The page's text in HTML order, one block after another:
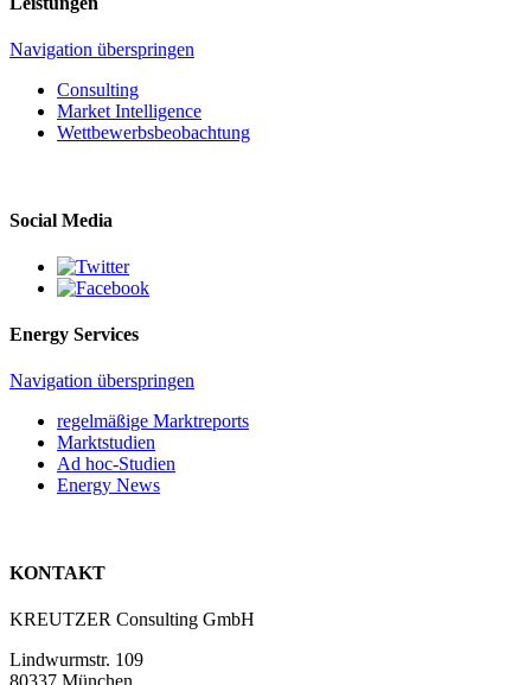
Navigation überspringen
Consulting
Market Intelligence
Wettbewerbs­beobachtung
Social Media
Energy Services
Navigation überspringen
regelmäßige Marktreports
Marktstudien
Ad hoc-Studien
Energy News
KONTAKT
KREUTZER Consulting GmbH
Lindwurmstr. 109
80337 München